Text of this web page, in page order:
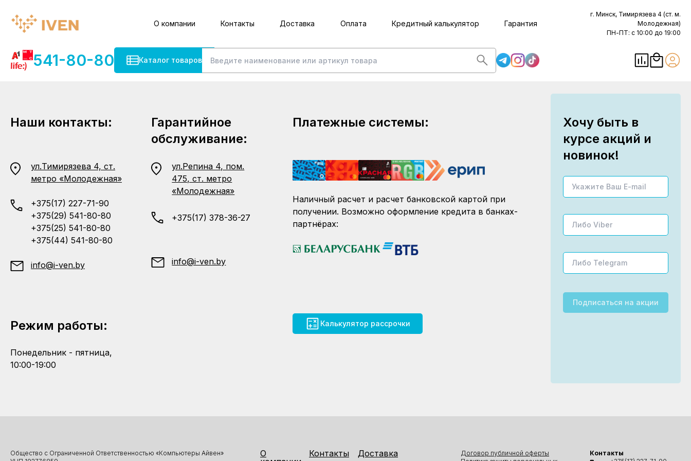
О компании Контакты Доставка Оплата Кредитный калькулятор Гарантия
г. Минск, Тимирязева 4 (ст. м.
Молодежная)
ПН-ПТ: с 10:00 до 19:00
541-80-80 Каталог товаров
Наши контакты:
ул.Тимирязева 4, ст.
метро «Молодежная»
+375(17) 227-71-90
+375(29) 541-80-80
+375(25) 541-80-80
+375(44) 541-80-80
info@i-ven.by
Гарантийное
обслуживание:
ул.Репина 4, пом.
475, ст. метро
«Молодежная»
+375(17) 378-36-27
info@i-ven.by
Платежные системы:
Наличный расчет и расчет банковской картой при
получении. Возможно оформление кредита в банках-
партнёрах:
Режим работы:
Понедельник - пятница,
10:00-19:00
Калькулятор рассрочки
Хочу быть в
курсе акций и
новинок!
Подписаться на акции
Общество с Ограниченной Ответственностью «Компьютеры Айвен»
О
Контакты Доставка
Договор публичной оферты
Контакты